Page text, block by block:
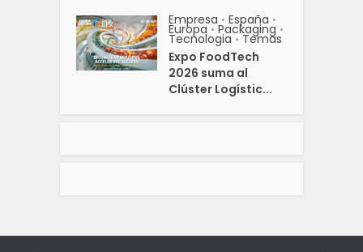
Empresa • España •
Europa • Packaging •
Tecnologia • Temas
Expo FoodTech
2026 suma al
Clúster Logístic...